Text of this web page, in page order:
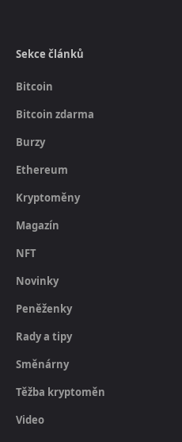
Sekce článků
Bitcoin
Bitcoin zdarma
Burzy
Ethereum
Kryptoměny
Magazín
NFT
Novinky
Peněženky
Rady a tipy
Směnárny
Těžba kryptoměn
Video